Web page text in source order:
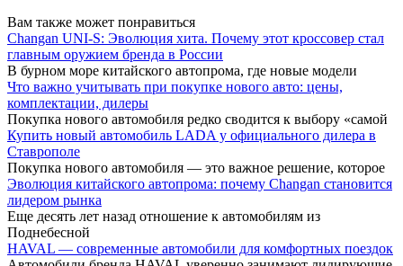
Вам также может понравиться
Changan UNI-S: Эволюция хита. Почему этот кроссовер стал
главным оружием бренда в России
В бурном море китайского автопрома, где новые модели
Что важно учитывать при покупке нового авто: цены,
комплектации, дилеры
Покупка нового автомобиля редко сводится к выбору «самой
Купить новый автомобиль LADA у официального дилера в
Ставрополе
Покупка нового автомобиля — это важное решение, которое
Эволюция китайского автопрома: почему Changan становится
лидером рынка
Еще десять лет назад отношение к автомобилям из
Поднебесной
HAVAL — современные автомобили для комфортных поездок